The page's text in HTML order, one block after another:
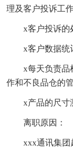
理及客户投诉工作
x客户投诉的
x客户数据统
x每天负责品检
作和不良品仓的管
x产品的尺寸
离职原因：
xxx通讯集团